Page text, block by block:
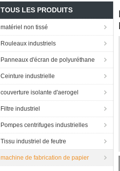
TOUS LES PRODUITS
matériel non tissé
Rouleaux industriels
Panneaux d'écran de polyuréthane
Ceinture industrielle
couverture isolante d'aerogel
Filtre industriel
Pompes centrifuges industrielles
Tissu industriel de feutre
machine de fabrication de papier